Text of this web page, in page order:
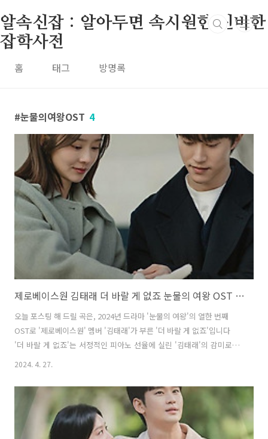
알속신잡 : 알아두면 속시원한 신비한
잡학사전
홈 태그 방명록
눈물의여왕OST 4
제로베이스원 김태래 더 바랄 게 없죠 눈물의 여왕 OST Part 11 노래 뮤비 곡정보
오늘 포스팅 해 드릴 곡은, 2024년 드라마 '눈물의 여왕'의 열한 번째
OST로 '제로베이스원' 멤버 '김태래'가 부른 '더 바랄 게 없죠'입니다
'더 바랄 게 없죠'는 서정적인 피아노 선율에 실린 '김태래'의 감미로
운 보이스가 이야기의 몰입도를 드라마틱하게 끌어올리는 곡으로, '남
리고 자신에게 소중한 존재들을 지켜내고자 하는 수철(곽동연 분)의 감
정선을 완벽하게 대변하는 가사가 돋보입니다. 또한 '김태래'가 섬세
한 표현력으로 곡의 애틋한 분위기를 한층 고조시킨 이 곡은, 14화 놀
이동산 장면에 삽입돼 배우들의 명연기와 함께 깊은 감동을 자아냈습니
2024. 4. 27.